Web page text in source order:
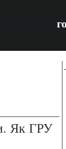
Як ГРУ